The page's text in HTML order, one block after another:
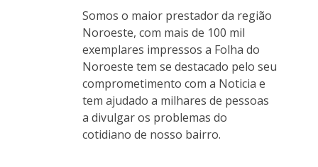
Somos o maior prestador da região
Noroeste, com mais de 100 mil
exemplares impressos a Folha do
Noroeste tem se destacado pelo seu
comprometimento com a Noticia e
tem ajudado a milhares de pessoas
a divulgar os problemas do
cotidiano de nosso bairro.